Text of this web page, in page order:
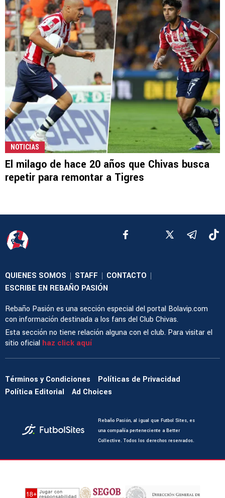
NOTICIAS
El milago de hace 20 años que Chivas busca
repetir para remontar a Tigres
QUIENES SOMOS | STAFF | CONTACTO |
ESCRIBE EN REBAÑO PASIÓN
Rebaño Pasión es una sección especial del portal Bolavip.com
con información destinada a los fans del Club Chivas.
Esta sección no tiene relación alguna con el club. Para visitar el
sitio oficial haz click aquí
Términos y Condiciones
Políticas de Privacidad
Política Editorial
Ad Choices
Rebaño Pasión, al igual que Futbol Sites, es
una compañía perteneciente a Better
Collective. Todos los derechos reservados.